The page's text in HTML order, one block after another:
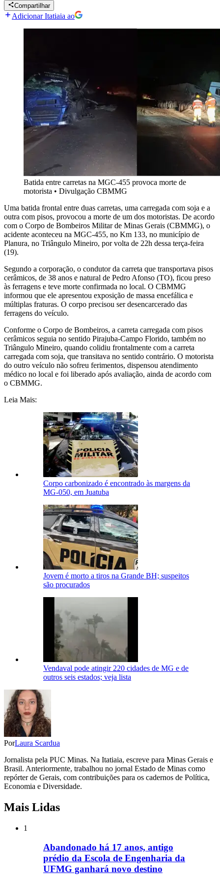
Compartilhar
Adicionar Itatiaia ao
Batida entre carretas na MGC-455 provoca morte de
motorista • Divulgação CBMMG
Uma batida frontal entre duas carretas, uma carregada com soja e a
outra com pisos, provocou a morte de um dos motoristas. De acordo
com o Corpo de Bombeiros Militar de Minas Gerais (CBMMG), o
acidente aconteceu na MGC-455, no Km 133, no município de
Planura, no Triângulo Mineiro, por volta de 22h dessa terça-feira
(19).
Segundo a corporação, o condutor da carreta que transportava pisos
cerâmicos, de 38 anos e natural de Pedro Afonso (TO), ficou preso
às ferragens e teve morte confirmada no local. O CBMMG
informou que ele apresentou exposição de massa encefálica e
múltiplas fraturas. O corpo precisou ser desencarcerado das
ferragens do veículo.
Conforme o Corpo de Bombeiros, a carreta carregada com pisos
cerâmicos seguia no sentido Pirajuba-Campo Florido, também no
Triângulo Mineiro, quando colidiu frontalmente com a carreta
carregada com soja, que transitava no sentido contrário. O motorista
do outro veículo não sofreu ferimentos, dispensou atendimento
médico no local e foi liberado após avaliação, ainda de acordo com
o CBMMG.
Leia Mais:
Corpo carbonizado é encontrado às margens da
MG-050, em Juatuba
Jovem é morto a tiros na Grande BH; suspeitos
são procurados
Vendaval pode atingir 220 cidades de MG e de
outros seis estados; veja lista
PorLaura Scardua
Jornalista pela PUC Minas. Na Itatiaia, escreve para Minas Gerais e
Brasil. Anteriormente, trabalhou no jornal Estado de Minas como
repórter de Gerais, com contribuições para os cadernos de Política,
Economia e Diversidade.
Mais Lidas
1
Abandonado há 17 anos, antigo
prédio da Escola de Engenharia da
UFMG ganhará novo destino